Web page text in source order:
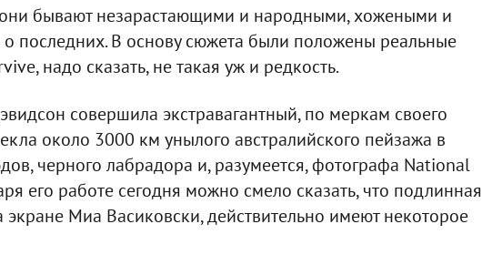
бывают незарастающими и народными, хожеными и
последних. В основу сюжета были положены реальные
надо сказать, не такая уж и редкость.
совершила экстравагантный, по меркам своего
около 3000 км унылого австралийского пейзажа в
черного лабрадора и, разумеется, фотографа National
его работе сегодня можно смело сказать, что подлинная
Миа Васиковски, действительно имеют некоторое